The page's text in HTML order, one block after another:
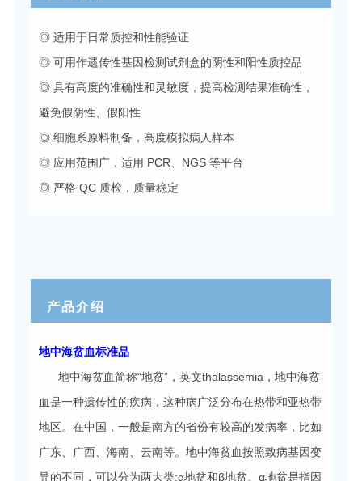
◎ 适用于日常质控和性能验证
◎ 可用作遗传性基因检测试剂盒的阴性和阳性质控品
◎ 具有高度的准确性和灵敏度，提高检测结果准确性，
避免假阴性、假阳性
◎ 细胞系原料制备，高度模拟病人样本
◎ 应用范围广，适用 PCR、NGS 等平台
◎ 严格 QC 质检，质量稳定
产品介绍
地中海贫血标准品
地中海贫血简称“地贫”，英文thalassemia，地中海贫
血是一种遗传性的疾病，这种病广泛分布在热带和亚热带
地区。在中国，一般是南方的省份有较高的发病率，比如
广东、广西、海南、云南等。地中海贫血按照致病基因变
异的不同，可以分为两大类:α地贫和β地贫。α地贫是指因